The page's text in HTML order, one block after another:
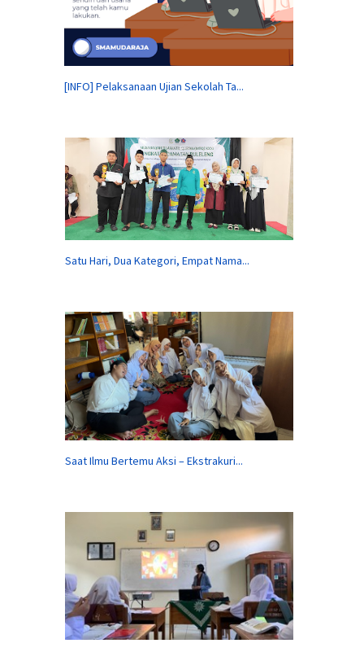
[INFO] Pelaksanaan Ujian Sekolah Ta...
Satu Hari, Dua Kategori, Empat Nama...
Saat Ilmu Bertemu Aksi – Ekstrakuri...